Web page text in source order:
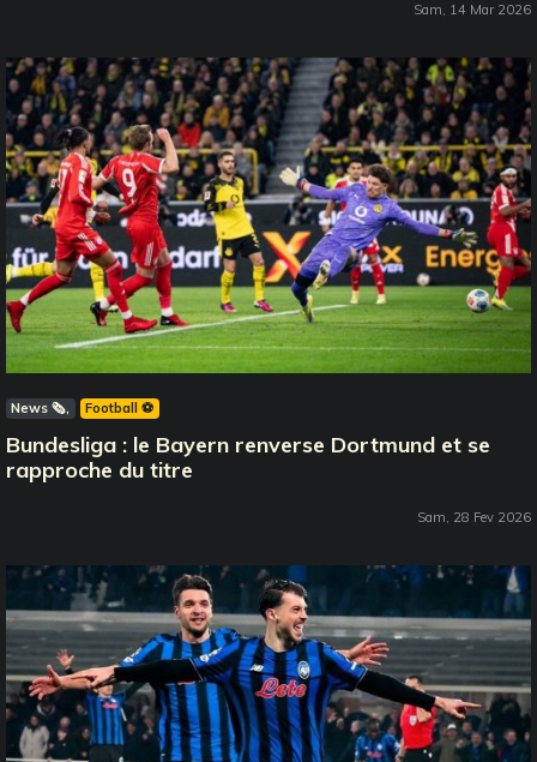
Sam, 14 Mar 2026
News 🗞️ Football ⚽️
Bundesliga : le Bayern renverse Dortmund et se
rapproche du titre
Sam, 28 Fev 2026